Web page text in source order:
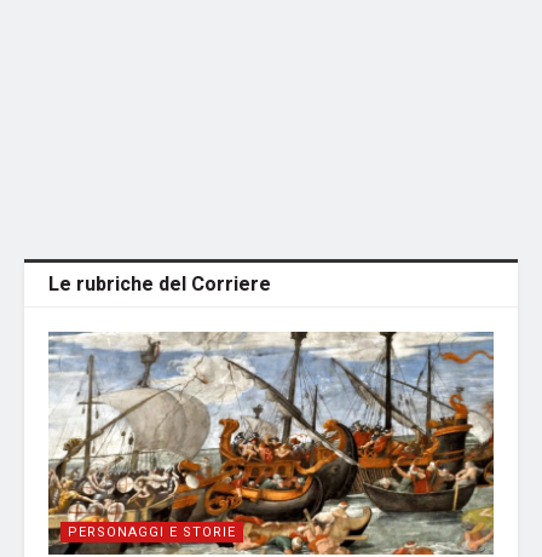
Le rubriche del Corriere
PERSONAGGI E STORIE